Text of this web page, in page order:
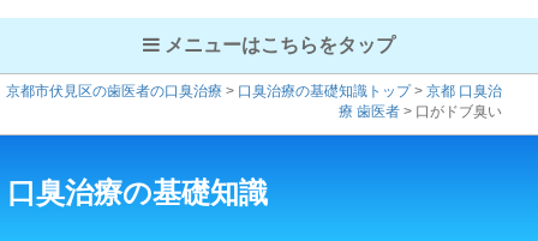
メニューはこちらをタップ
京都市伏見区の歯医者の口臭治療 > 口臭治療の基礎知識トップ> 京都 口臭治
療 歯医者 > 口がドブ臭い
口臭治療の基礎知識